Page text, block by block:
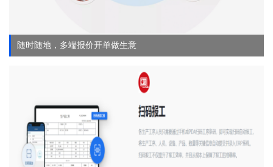
随时随地，多端报价开单做生意